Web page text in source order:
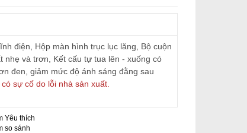
điện, Hộp màn hình trục lục lăng, Bộ cuộn
nhẹ và trơn, Kết cấu tự tua lên - xuống có
đen, giảm mức độ ánh sáng đằng sau
sự cố do lỗi nhà sản xuất.
Yêu thích
so sánh